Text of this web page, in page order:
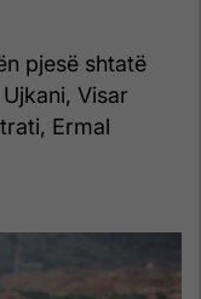
pjesë shtatë
Visar
Ermal